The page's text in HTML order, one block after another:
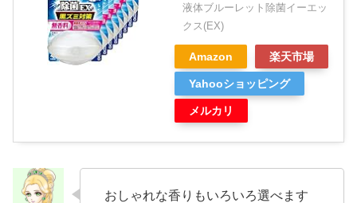
液体ブルーレット除菌イーエッ
クス(EX)
Amazon 楽天市場
Yahooショッピング
メルカリ
おしゃれな香りもいろいろ選べます